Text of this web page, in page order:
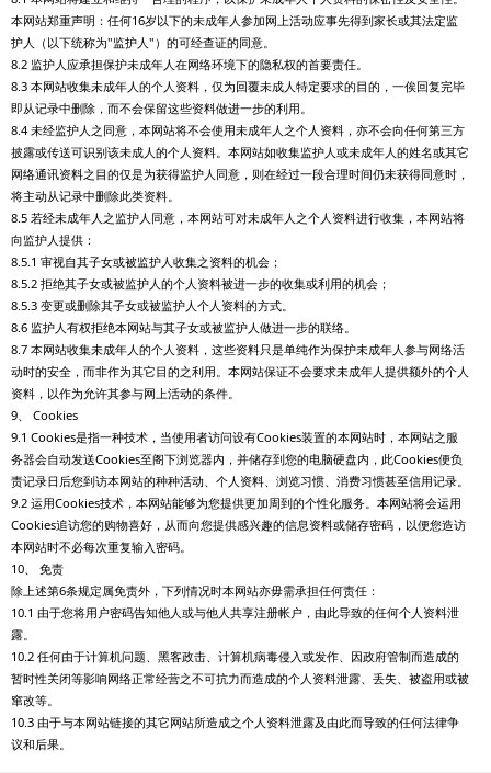
本网站郑重声明：任何16岁以下的未成年人参加网上活动应事先得到家长或其法定监
护人（以下统称为"监护人"）的可经查证的同意。
8.2 监护人应承担保护未成年人在网络环境下的隐私权的首要责任。
8.3 本网站收集未成年人的个人资料，仅为回覆未成人特定要求的目的，一俟回复完毕
即从记录中删除，而不会保留这些资料做进一步的利用。
8.4 未经监护人之同意，本网站将不会使用未成年人之个人资料，亦不会向任何第三方
披露或传送可识别该未成人的个人资料。本网站如收集监护人或未成年人的姓名或其它
网络通讯资料之目的仅是为获得监护人同意，则在经过一段合理时间仍未获得同意时，
将主动从记录中删除此类资料。
8.5 若经未成年人之监护人同意，本网站可对未成年人之个人资料进行收集，本网站将
向监护人提供：
8.5.1 审视自其子女或被监护人收集之资料的机会；
8.5.2 拒绝其子女或被监护人的个人资料被进一步的收集或利用的机会；
8.5.3 变更或删除其子女或被监护人个人资料的方式。
8.6 监护人有权拒绝本网站与其子女或被监护人做进一步的联络。
8.7 本网站收集未成年人的个人资料，这些资料只是单纯作为保护未成年人参与网络活
动时的安全，而非作为其它目的之利用。本网站保证不会要求未成年人提供额外的个人
资料，以作为允许其参与网上活动的条件。
9、 Cookies
9.1 Cookies是指一种技术，当使用者访问设有Cookies装置的本网站时，本网站之服
务器会自动发送Cookies至阁下浏览器内，并储存到您的电脑硬盘内，此Cookies便负
责记录日后您到访本网站的种种活动、个人资料、浏览习惯、消费习惯甚至信用记录。
9.2 运用Cookies技术，本网站能够为您提供更加周到的个性化服务。本网站将会运用
Cookies追访您的购物喜好，从而向您提供感兴趣的信息资料或储存密码，以便您造访
本网站时不必每次重复输入密码。
10、 免责
除上述第6条规定属免责外，下列情况时本网站亦毋需承担任何责任：
10.1 由于您将用户密码告知他人或与他人共享注册帐户，由此导致的任何个人资料泄
露。
10.2 任何由于计算机问题、黑客政击、计算机病毒侵入或发作、因政府管制而造成的
暂时性关闭等影响网络正常经营之不可抗力而造成的个人资料泄露、丢失、被盗用或被
窜改等。
10.3 由于与本网站链接的其它网站所造成之个人资料泄露及由此而导致的任何法律争
议和后果。